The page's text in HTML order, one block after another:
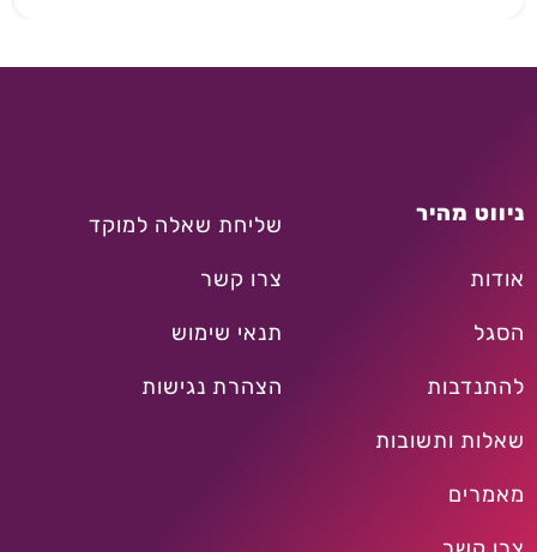
ניווט מהיר
אודות
הסגל
להתנדבות
שאלות ותשובות
מאמרים
שליחת שאלה למוקד
צרו קשר
תנאי שימוש
הצהרת נגישות